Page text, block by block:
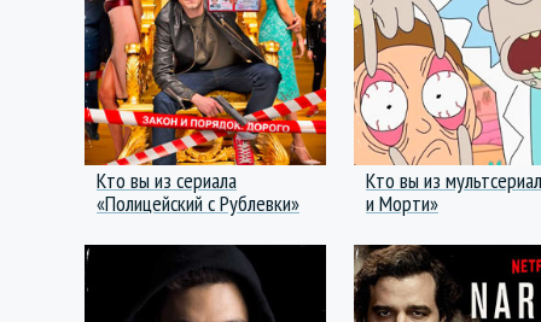
Кто вы из сериала
«Полицейский с Рублевки»
Кто вы из
и Морти»